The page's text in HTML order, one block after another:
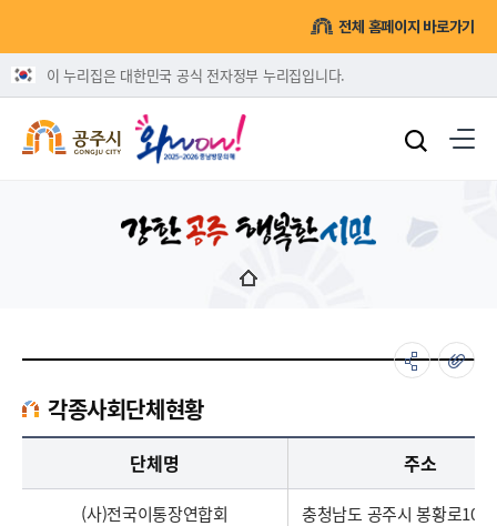
전체 홈페이지 바로가기
이 누리집은 대한민국 공식 전자정부 누리집입니다.
각종사회단체현황
각종사회단체현황 - 단체명, 주소, 연락처, 역할/취지 정보제공
단체명 주소
(사)전국이통장연합회 충청남도 공주시 봉황로10 (